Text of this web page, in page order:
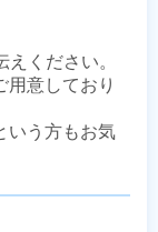
ください。
意しており
いう方もお気